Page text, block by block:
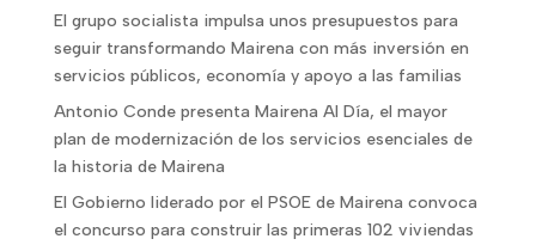
El grupo socialista impulsa unos presupuestos para
seguir transformando Mairena con más inversión en
servicios públicos, economía y apoyo a las familias
Antonio Conde presenta Mairena Al Día, el mayor
plan de modernización de los servicios esenciales de
la historia de Mairena
El Gobierno liderado por el PSOE de Mairena convoca
el concurso para construir las primeras 102 viviendas